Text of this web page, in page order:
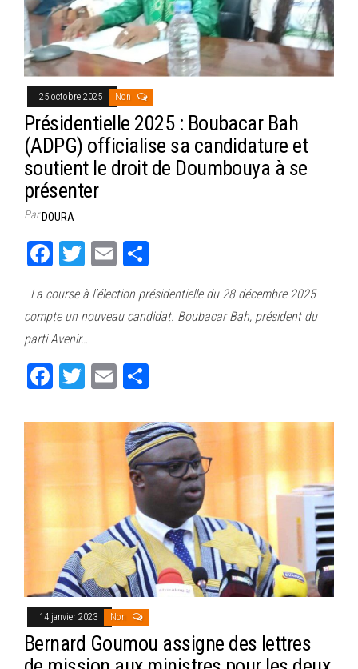
25 octobre 2025 Non
Présidentielle 2025 : Boubacar Bah
(ADPG) officialise sa candidature et
soutient le droit de Doumbouya à se
présenter
ParDOURA
Fa
bo
ok
T
tt
er
E
ail ag
er
La course à l’élection présidentielle du 28 décembre 2025
compte un nouveau candidat. Boubacar Bah, président du
parti Avenir…
Fa
bo
ok
T
tt
er
E
ail ag
er
14 janvier 2023 Non
Bernard Goumou assigne des lettres